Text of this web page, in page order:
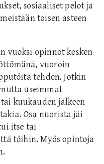
sosiaaliset pelot ja
toisen asteen
vuoksi opinnot kesken
vuoroin
tehden. Jotkin
useimmat
kuukauden jälkeen
Osa nuorista jäi
itse tai
töihin. Myös opintoja